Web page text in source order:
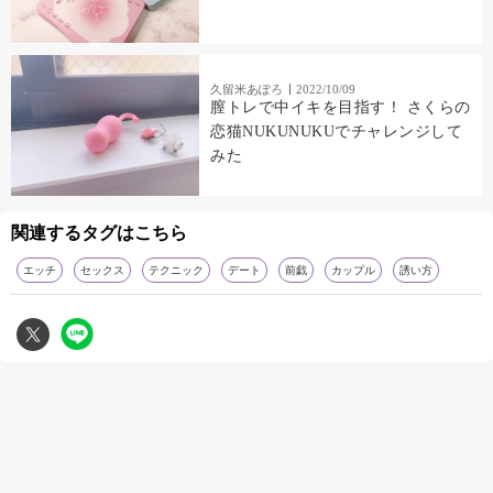
久留米あぽろ 2022/10/09
膣トレで中イキを目指す！ さくらの
恋猫NUKUNUKUでチャレンジして
みた
関連するタグはこちら
エッチ セックス テクニック デート 前戯 カップル 誘い方